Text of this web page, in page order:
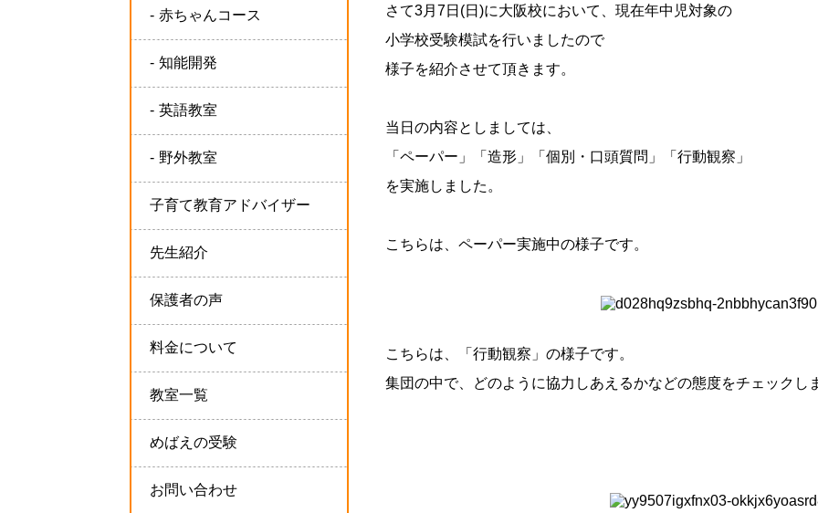
赤ちゃんコース
知能開発
英語教室
野外教室
子育て教育アドバイザー
先生紹介
保護者の声
料金について
教室一覧
めばえの受験
お問い合わせ
さて3月7日(日)に大阪校において、現在年中児対象の
小学校受験模試を行いましたので
様子を紹介させて頂きます。
当日の内容としましては、
「ペーパー」「造形」「個別・口頭質問」「行動観察」
を実施しました。
こちらは、ペーパー実施中の様子です。
こちらは、「行動観察」の様子です。
集団の中で、どのように協力しあえるかなどの態度をチェックし